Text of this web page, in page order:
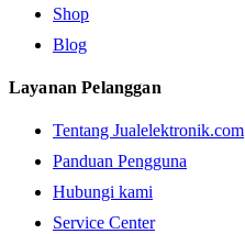
Shop
Blog
Layanan Pelanggan
Tentang Jualelektronik.com
Panduan Pengguna
Hubungi kami
Service Center